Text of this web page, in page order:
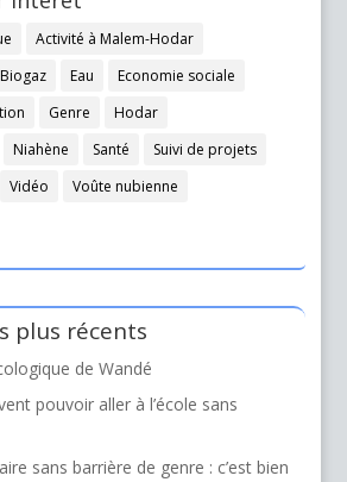
Activité à Malem-Hodar
Biogaz Eau
Economie sociale
Genre
Hodar
Niahène Santé
Suivi de projets
Vidéo Voûte nubienne
plus récents
de Wandé
pouvoir aller à l’école sans
sans barrière de genre : c’est bien